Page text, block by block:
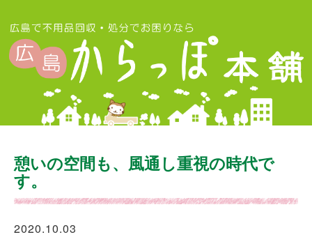
憩いの空間も、風通し重視の時代で
す。
2020.10.03